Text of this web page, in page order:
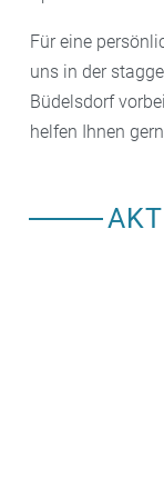
Für eine
uns in der
Büdelsdorf
helfen Ihnen